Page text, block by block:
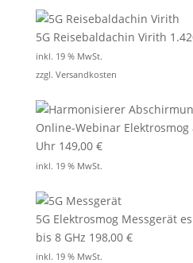
5G Reisebaldachin Virith
inkl. 19 % MwSt.
zzgl. Versandkosten
Online-Webinar Elektrosmog
Uhr 149,00 €
inkl. 19 % MwSt.
5G Elektrosmog Messgerät
bis 8 GHz 198,00 €
inkl. 19 % MwSt.